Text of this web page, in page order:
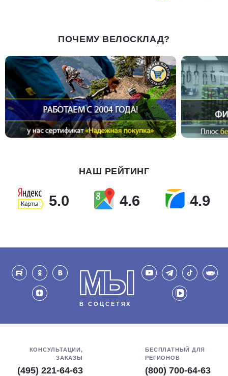
ПОЧЕМУ ВЕЛОСКЛАД?
НАШ РЕЙТИНГ
5.0 4.6 4.9
МЫ
В СОЦСЕТЯХ
КОНСУЛЬТАЦИИ,
ЗАКАЗЫ
(495) 221-64-63
БЕСПЛАТНЫЙ ДЛЯ
РЕГИОНОВ
(800) 700-64-63